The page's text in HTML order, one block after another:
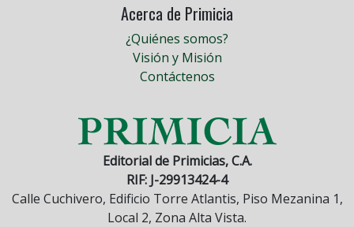
Acerca de Primicia
¿Quiénes somos?
Visión y Misión
Contáctenos
Editorial de Primicias, C.A.
RIF: J-29913424-4
Calle Cuchivero, Edificio Torre Atlantis, Piso Mezanina 1,
Local 2, Zona Alta Vista.